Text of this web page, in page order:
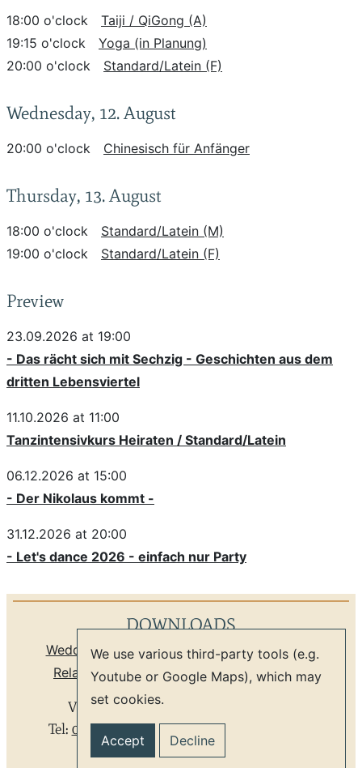
18:00 o'clock
Taiji / QiGong (A)
19:15 o'clock
Yoga (in Planung)
20:00 o'clock
Standard/Latein (F)
Wednesday, 12. August
20:00 o'clock Chinesisch für Anfänger
Thursday, 13. August
18:00 o'clock
Standard/Latein (M)
19:00 o'clock
Standard/Latein (F)
Preview
23.09.2026 at 19:00
- Das rächt sich mit Sechzig - Geschichten aus dem
dritten Lebensviertel
11.10.2026 at 11:00
Tanzintensivkurs Heiraten / Standard/Latein
06.12.2026 at 15:00
- Der Nikolaus kommt -
31.12.2026 at 20:00
- Let's dance 2026 - einfach nur Party
DOWNLOADS
Weddings, Party/Seminars
Dance School
Relaxation
Language school Newsletter
Villa Rosental *
Tel: 0341 9804059 * info@villa-rosental.de
We use various third-party tools (e.g.
Youtube or Google Maps), which may
set cookies.
Accept Decline